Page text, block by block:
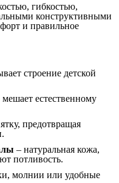
гибкостью,
конструктивными
и правильное
строение детской
мешает естественному
предотвращая
– натуральная кожа,
потливость.
молнии или удобные